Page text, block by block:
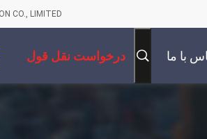
CO., LIMITED
با ما درخواست نقل قول